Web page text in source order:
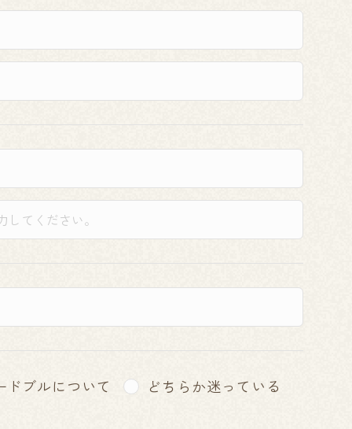
ドブルについて どちらか迷っている